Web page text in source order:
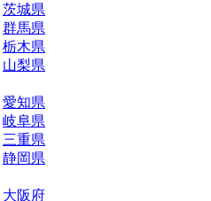
茨城県
群馬県
栃木県
山梨県
愛知県
岐阜県
三重県
静岡県
大阪府